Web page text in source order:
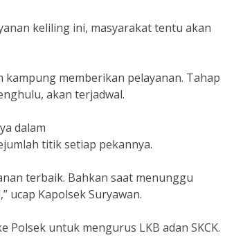
keliling ini, masyarakat tentu akan
memberikan pelayanan. Tahap
akan terjadwal.
dalam
titik setiap pekannya.
terbaik. Bahkan saat menunggu
ucap Kapolsek Suryawan.
untuk mengurus LKB adan SKCK.